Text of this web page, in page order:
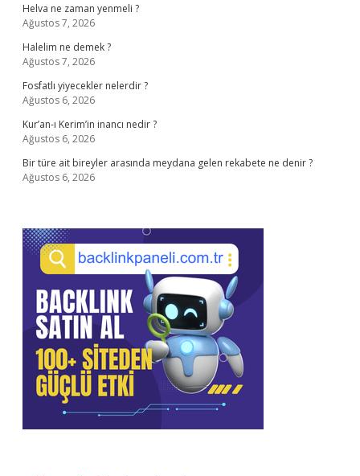
Helva ne zaman yenmeli ?
Ağustos 7, 2026
Halelim ne demek ?
Ağustos 7, 2026
Fosfatlı yiyecekler nelerdir ?
Ağustos 6, 2026
Kur’an-ı Kerim’in inancı nedir ?
Ağustos 6, 2026
Bir türe ait bireyler arasında meydana gelen rekabete ne denir ?
Ağustos 6, 2026